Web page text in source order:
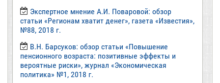
Экспертное мнение А.И. Поваровой: обзор
статьи «Регионам хватит денег», газета «Известия»,
№88, 2018 г.
В.Н. Барсуков: обзор статьи «Повышение
пенсионного возраста: позитивные эффекты и
вероятные риски», журнал «Экономическая
политика» №1, 2018 г.